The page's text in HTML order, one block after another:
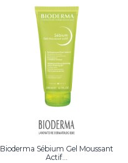
Bioderma Sébium Gel Moussant
Actif...